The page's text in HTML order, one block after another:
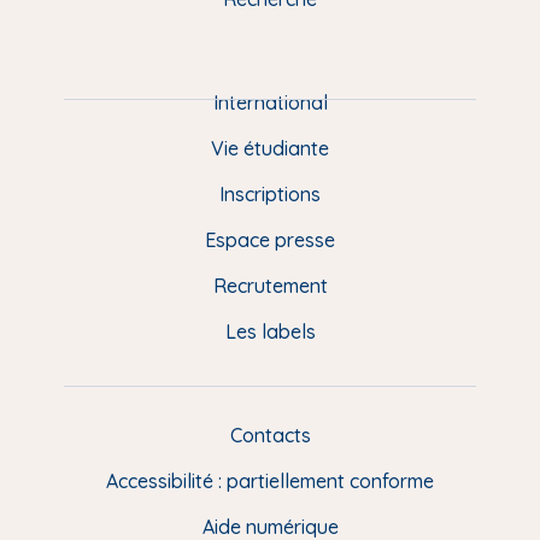
e
e
International
Vie étudiante
Inscriptions
Espace presse
Recrutement
Les labels
L
e
n
Contacts
Accessibilité : partiellement conforme
Aide numérique